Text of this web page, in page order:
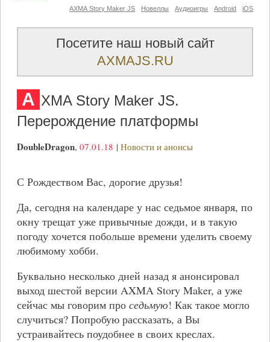
iOS
Android
Аудиоигры
Новеллы
AXMA Story Maker JS
Посетите наш новый сайт
AXMAJS.RU
A XMA Story Maker JS.
Перерождение платформы
DoubleDragon, 07.01.18 | Новости и анонсы
С Рождеством Вас, дорогие друзья!
Да, сегодня на календаре у нас седьмое января, по
окну трещат уже привычные дожди, и в такую
погоду хочется побольше времени уделить своему
любимому хобби.
Буквально несколько дней назад я анонсировал
выход шестой версии AXMA Story Maker, а уже
сейчас мы говорим про седьмую! Как такое могло
случиться? Попробую рассказать, а Вы
устраивайтесь поудобнее в своих креслах.